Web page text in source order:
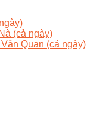
(cả ngày)
Quan (cả ngày)